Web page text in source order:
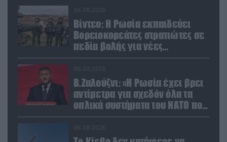
Βίντεο: Η Ρωσία εκπαιδεύει
Βορειοκορεάτες στρατιώτες σε
πεδία βολής για νέες
επιχειρήσεις
Β.Ζαλούζνι: «Η Ρωσία έχει βρει
αντίμετρα για σχεδόν όλα τα
οπλικά συστήματα του ΝΑΤΟ που
χρησιμοποιεί η Ουκρανία»